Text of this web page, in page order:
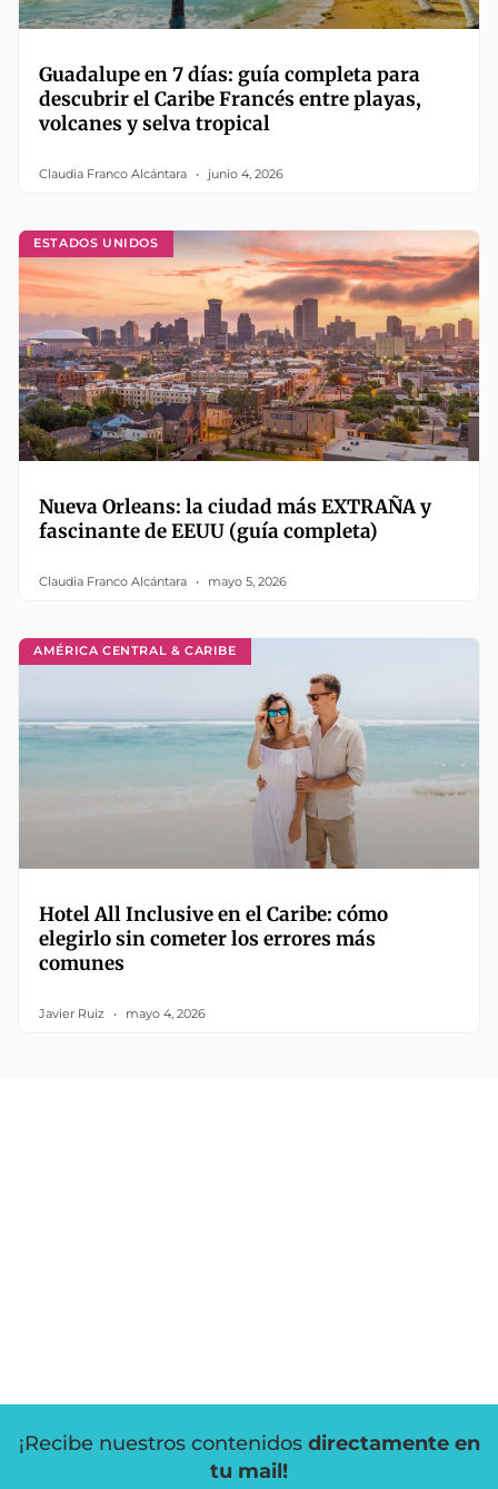
Guadalupe en 7 días: guía completa para
descubrir el Caribe Francés entre playas,
volcanes y selva tropical
Claudia Franco Alcántara junio 4, 2026
ESTADOS UNIDOS
Nueva Orleans: la ciudad más EXTRAÑA y
fascinante de EEUU (guía completa)
Claudia Franco Alcántara mayo 5, 2026
AMÉRICA CENTRAL & CARIBE
Hotel All Inclusive en el Caribe: cómo
elegirlo sin cometer los errores más
comunes
Javier Ruiz mayo 4, 2026
¡Recibe nuestros contenidos directamente en
tu mail!